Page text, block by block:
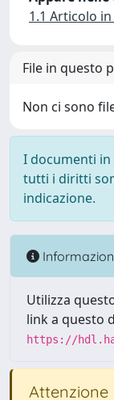
1.1 Articolo
File in questo
Non ci sono
I documenti
tutti i diritti
indicazione.
Utilizza
link a questo
https://
Attenzione